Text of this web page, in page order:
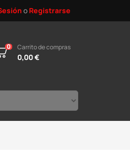
o Registrarse
0 Carrito de compras
0,00 €